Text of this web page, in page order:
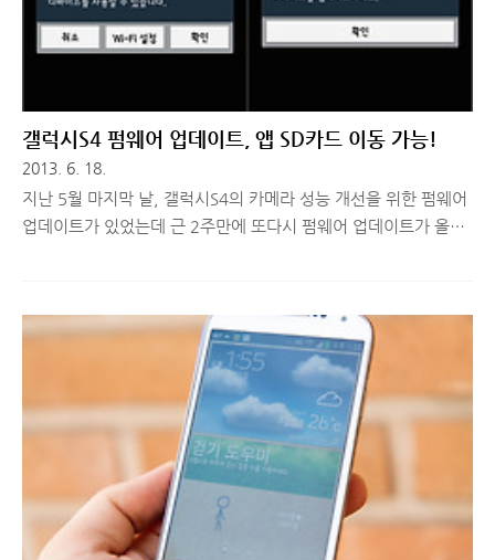
갤럭시S4 펌웨어 업데이트, 앱 SD카드 이동 가능!
2013. 6. 18.
지난 5월 마지막 날, 갤럭시S4의 카메라 성능 개선을 위한 펌웨어
업데이트가 있었는데 근 2주만에 또다시 펌웨어 업데이트가 올라
께 보실까요? ■ 갤럭시S4 펌웨어 업데이트 방법 갤럭시S4의 환
경설정에서 업데이트를 할 수 있는 방법이 있으나 진행이 안되는
분들은 삼성 모바일 홈페이지에서 kies 프로그램을 다운로드 받아
설치하시고, 갤럭시S4를 PC와 연결한 상태에서 펌웨어 업데이트
가 가능합니다. kies 프로그램을 실행하고 펌웨어 업데이트를 하
기 위해 갤럭시S4와 PC를 연결하면 위 이미지처럼 펌웨어 업데이
트가 자동..